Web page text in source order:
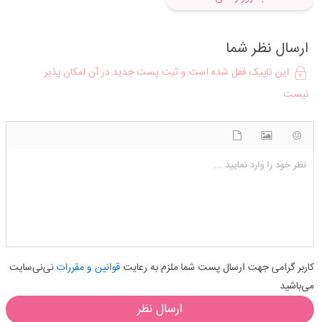
ارسال نظر شما
این تاپیک قفل شده است و ثبت پست جدید در آن امکان پذیر
نیست
نظر خود را وارد نمایید ...
کاربر گرامی جهت ارسال پست شما ملزم به رعایت قوانین و مقرراتنی‌نی‌سایت
می‌باشید
ارسال نظر